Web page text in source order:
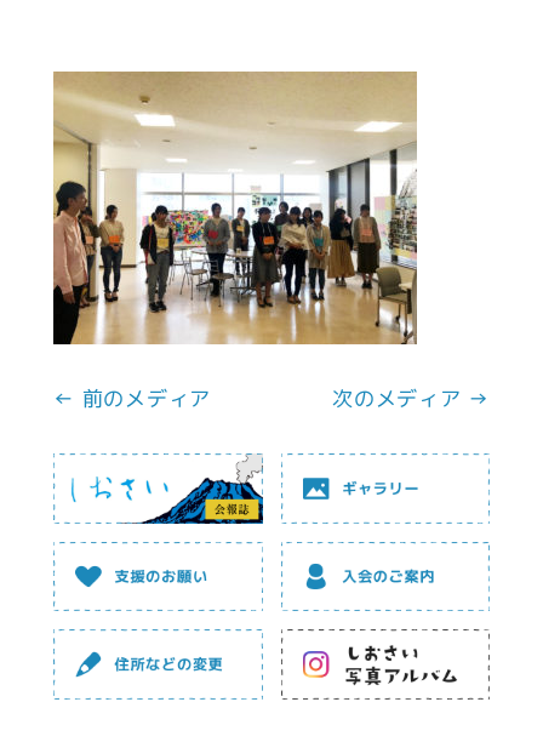
← 前のメディア 次のメディア →